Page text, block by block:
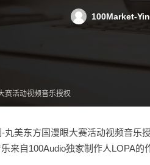
100Market-Yin
赛活动视频音乐授权
丸美东方国漫眼大赛活动视频音乐
来自100Audio独家制作人LOPA的